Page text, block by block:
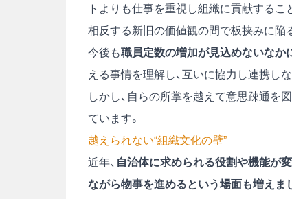
トよりも仕事を重視し組織に貢献するこ
相反する新旧の価値観の間で板挟みに陥
今後も職員定数の増加が見込めないなか
える事情を理解し、互いに協力し連携し
しかし、自らの所掌を越えて意思疎通を
ています。
越えられない“組織文化の壁”
近年、 自治体に求められる役割や機能が
ながら物事を進めるという場面も増えま